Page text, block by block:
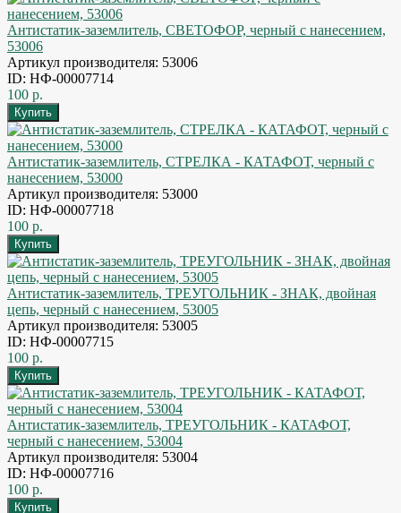
Антистатик-заземлитель, СВЕТОФОР, черный с нанесением,
53006
Артикул производителя: 53006
ID: НФ-00007714
100 р.
Антистатик-заземлитель, СТРЕЛКА - КАТАФОТ, черный с
нанесением, 53000
Артикул производителя: 53000
ID: НФ-00007718
100 р.
Антистатик-заземлитель, ТРЕУГОЛЬНИК - ЗНАК, двойная
цепь, черный с нанесением, 53005
Артикул производителя: 53005
ID: НФ-00007715
100 р.
Антистатик-заземлитель, ТРЕУГОЛЬНИК - КАТАФОТ,
черный с нанесением, 53004
Артикул производителя: 53004
ID: НФ-00007716
100 р.